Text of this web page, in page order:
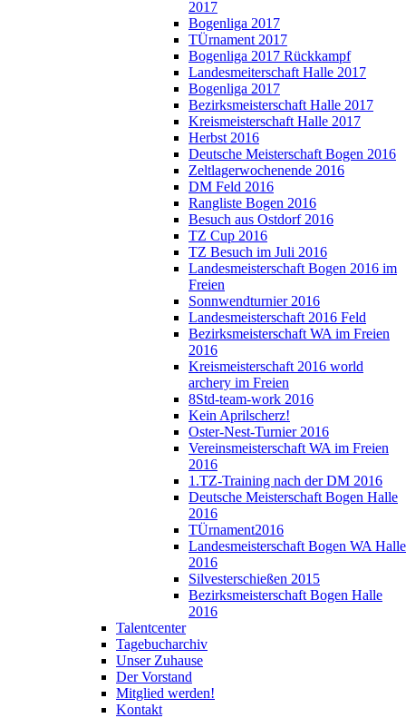
2017
Bogenliga 2017
TÜrnament 2017
Bogenliga 2017 Rückkampf
Landesmeiterschaft Halle 2017
Bogenliga 2017
Bezirksmeisterschaft Halle 2017
Kreismeisterschaft Halle 2017
Herbst 2016
Deutsche Meisterschaft Bogen 2016
Zeltlagerwochenende 2016
DM Feld 2016
Rangliste Bogen 2016
Besuch aus Ostdorf 2016
TZ Cup 2016
TZ Besuch im Juli 2016
Landesmeisterschaft Bogen 2016 im
Freien
Sonnwendturnier 2016
Landesmeisterschaft 2016 Feld
Bezirksmeisterschaft WA im Freien
2016
Kreismeisterschaft 2016 world
archery im Freien
8Std-team-work 2016
Kein Aprilscherz!
Oster-Nest-Turnier 2016
Vereinsmeisterschaft WA im Freien
2016
1.TZ-Training nach der DM 2016
Deutsche Meisterschaft Bogen Halle
2016
TÜrnament2016
Landesmeisterschaft Bogen WA Halle
2016
Silvesterschießen 2015
Bezirksmeisterschaft Bogen Halle
2016
Talentcenter
Tagebucharchiv
Unser Zuhause
Der Vorstand
Mitglied werden!
Kontakt